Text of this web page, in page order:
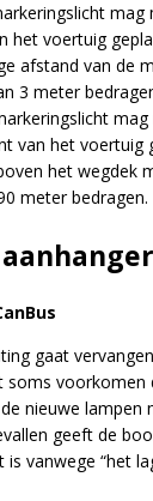
het voertuig
afstand van de
3 meter
van het voertuig
het wegdek
meter bedragen.
gaat
soms voorkomen
nieuwe lampen
geeft de
vanwege “het